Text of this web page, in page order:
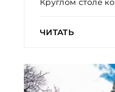
Круглом столе
ЧИТАТЬ